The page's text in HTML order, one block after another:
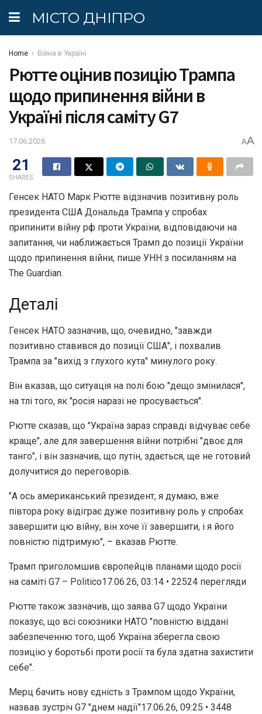
МІСТО ДНІПРО
Home Війна в Україні
Рютте оцінив позицію Трампа
щодо припинення війни в
Україні після саміту G7
17.06.2026 AA
21
SHARES
Генсек НАТО Марк Рютте відзначив позитивну роль
президента США Дональда Трампа у спробах
припинити війну рф проти України, відповідаючи на
запитання, чи наближається Трамп до позиції України
щодо припинення війни, пише УНН з посиланням на
The Guardian.
Деталі
Генсек НАТО зазначив, що, очевидно, "завжди
позитивно ставився до позиції США", і похвалив
Трампа за "вихід з глухого кута" минулого року.
Він вказав, що ситуація на полі бою "дещо змінилася",
на тлі того, як "росія наразі не просувається".
Рютте сказав, що "Україна зараз справді відчуває себе
краще", але для завершення війни потрібні "двоє для
танго", і він зазначив, що путін, здається, ще не готовий
долучитися до переговорів.
"А ось американський президент, я думаю, вже
півтора року відіграє дуже позитивну роль у спробах
завершити цю війну, він хоче її завершити, і я його
повністю підтримую", – вказав Рютте.
Трамп приголомшив європейців планами щодо росії
на саміті G7 – Politico17.06.26, 03:14 • 22524 перегляди
Рютте також зазначив, що заява G7 щодо України
показує, що всі союзники НАТО "повністю віддані
забезпеченню того, щоб Україна зберегла свою
позицію у боротьбі проти росії та була здатна захистити
себе".
Мерц бачить нову єдність з Трампом щодо України,
назвав зустріч G7 "днем надії"17.06.26, 09:25 • 3448